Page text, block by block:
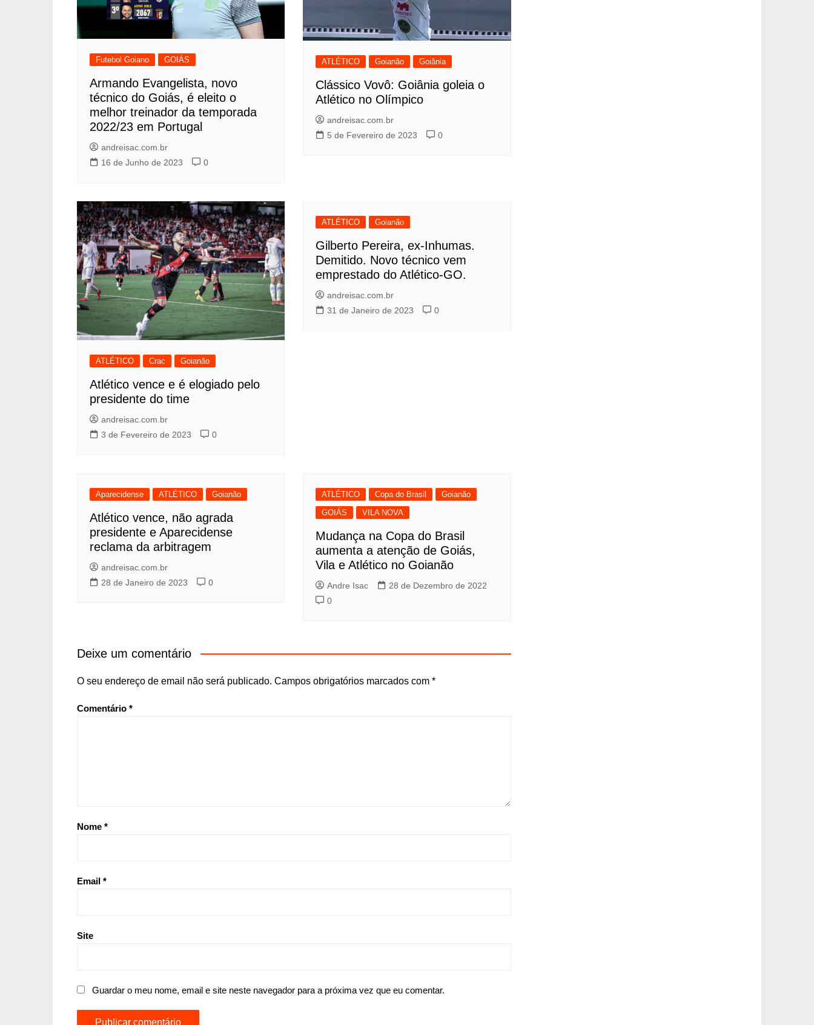
Futebol Goiano GOIÁS
Armando Evangelista, novo
técnico do Goiás, é eleito o
melhor treinador da temporada
2022/23 em Portugal
andreisac.com.br
16 de Junho de 2023
0
ATLÉTICO Goianão Goiânia
Clássico Vovô: Goiânia goleia o
Atlético no Olímpico
andreisac.com.br
5 de Fevereiro de 2023
0
ATLÉTICO Crac Goianão
Atlético vence e é elogiado pelo
presidente do time
andreisac.com.br
3 de Fevereiro de 2023
0
ATLÉTICO Goianão
Gilberto Pereira, ex-Inhumas.
Demitido. Novo técnico vem
emprestado do Atlético-GO.
andreisac.com.br
31 de Janeiro de 2023
0
Aparecidense ATLÉTICO Goianão
Atlético vence, não agrada
presidente e Aparecidense
reclama da arbitragem
andreisac.com.br
28 de Janeiro de 2023
0
ATLÉTICO Copa do Brasil
Goianão
GOIÁS
VILA NOVA
Mudança na Copa do Brasil
aumenta a atenção de Goiás,
Vila e Atlético no Goianão
Andre Isac
28 de Dezembro de 2022
0
Deixe um comentário
O seu endereço de email não será publicado. Campos obrigatórios marcados com *
Comentário *
Nome *
Email *
Site
Guardar o meu nome, email e site neste navegador para a próxima vez que eu comentar.